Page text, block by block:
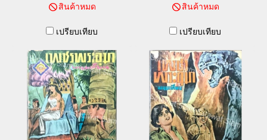
สินค้าหมด
เปรียบเทียบ
สินค้าหมด
เปรียบเทียบ